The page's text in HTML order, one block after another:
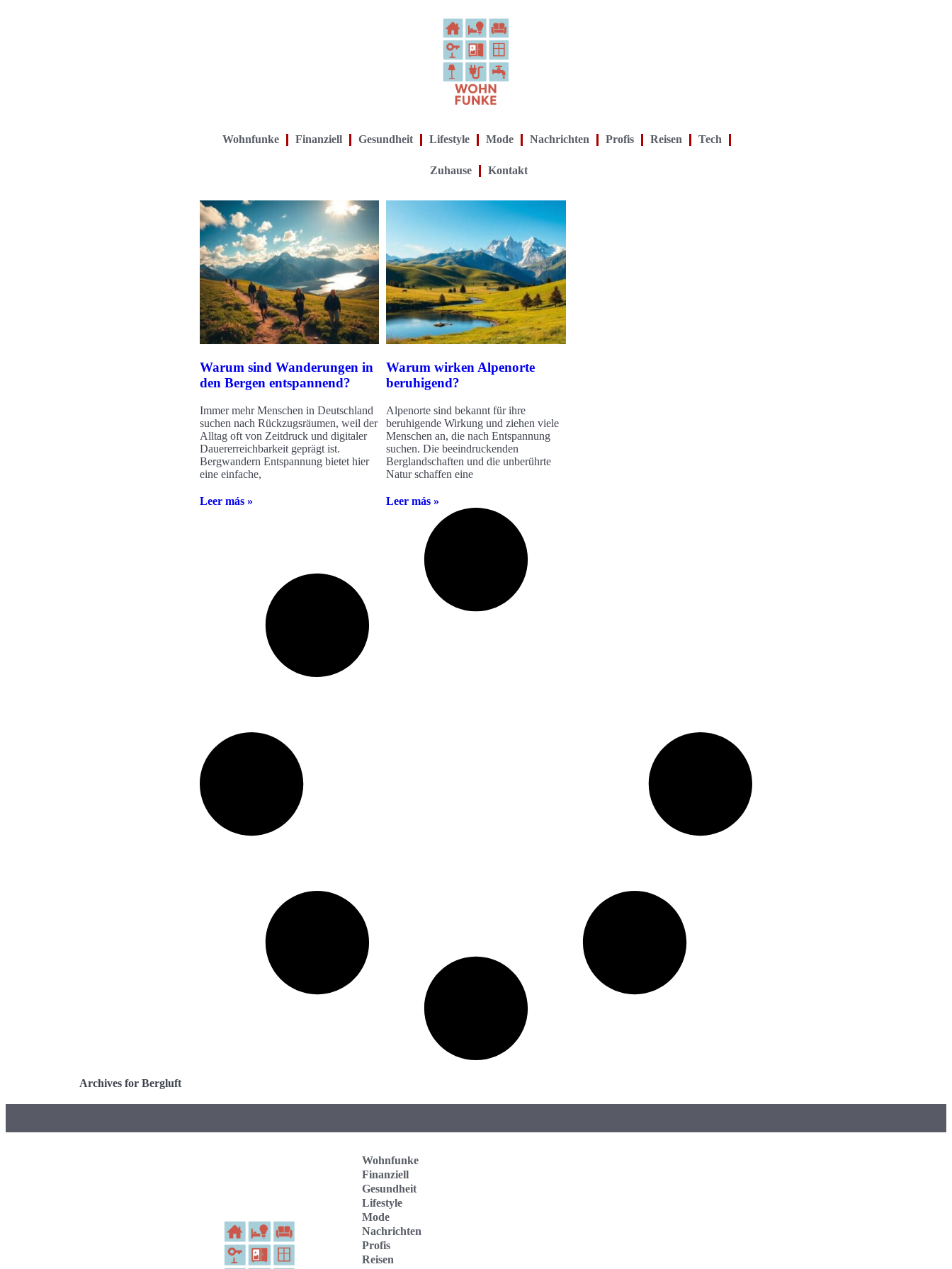
Wohnfunke Finanziell Gesundheit Lifestyle Mode Nachrichten Profis Reisen Tech
Zuhause Kontakt
Warum sind Wanderungen in
den Bergen entspannend?
Immer mehr Menschen in Deutschland
suchen nach Rückzugsräumen, weil der
Alltag oft von Zeitdruck und digitaler
Dauererreichbarkeit geprägt ist.
Bergwandern Entspannung bietet hier
eine einfache,
Leer más »
Warum wirken Alpenorte
beruhigend?
Alpenorte sind bekannt für ihre
beruhigende Wirkung und ziehen viele
Menschen an, die nach Entspannung
suchen. Die beeindruckenden
Berglandschaften und die unberührte
Natur schaffen eine
Leer más »
Archives for Bergluft
Wohnfunke
Finanziell
Gesundheit
Lifestyle
Mode
Nachrichten
Profis
Reisen